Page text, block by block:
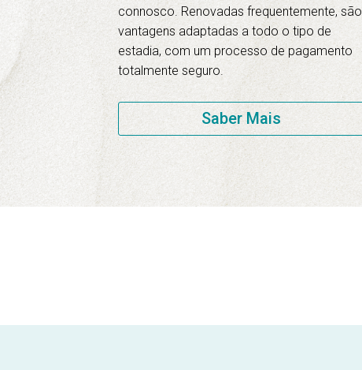
connosco. Renovadas frequentemente, são
vantagens adaptadas a todo o tipo de
estadia, com um processo de pagamento
totalmente seguro.
Saber Mais